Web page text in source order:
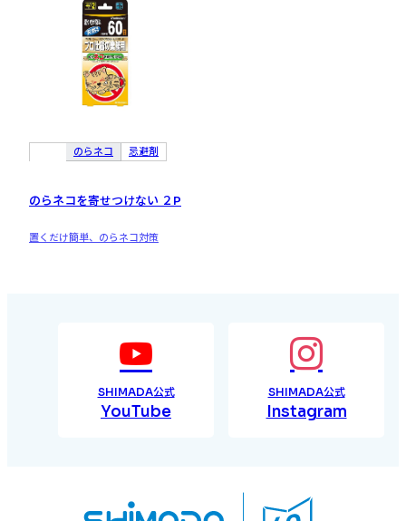
のらネコ 忌避剤
のらネコを寄せつけない ２P
置くだけ簡単、のらネコ対策
SHIMADA公式
YouTube
SHIMADA公式
Instagram